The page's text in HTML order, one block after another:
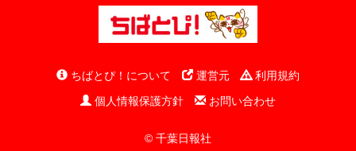
ちばとぴ！について 運営元
利用規約
個人情報保護方針
お問い合わせ
© 千葉日報社